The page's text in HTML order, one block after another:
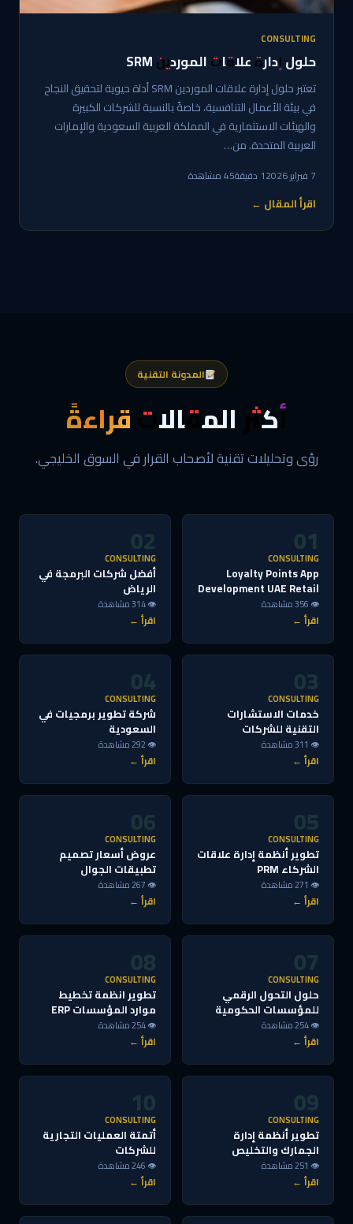
CONSULTING
حلول إدارة علاقات الموردين SRM
تعتبر حلول إدارة علاقات الموردين SRM أداة حيوية لتحقيق النجاح
في بيئة الأعمال التنافسية، خاصةً بالنسبة للشركات الكبيرة
والهيئات الاستثمارية في المملكة العربية السعودية والإمارات
العربية المتحدة. من…
7 فبراير 2026 1 دقيقة 45 مشاهدة
اقرأ المقال ←
المدونة التقنية
أكثر المقالات قراءةً
رؤى وتحليلات تقنية لأصحاب القرار في السوق الخليجي.
01
CONSULTING
Loyalty Points App
Development UAE Retail
👁 356 مشاهدة
اقرأ ←
02
CONSULTING
أفضل شركات البرمجة في
الرياض
👁 314 مشاهدة
اقرأ ←
03
CONSULTING
خدمات الاستشارات
التقنية للشركات
👁 311 مشاهدة
اقرأ ←
04
CONSULTING
شركة تطوير برمجيات في
السعودية
👁 292 مشاهدة
اقرأ ←
05
CONSULTING
تطوير أنظمة إدارة علاقات
الشركاء PRM
👁 271 مشاهدة
اقرأ ←
06
CONSULTING
عروض أسعار تصميم
تطبيقات الجوال
👁 267 مشاهدة
اقرأ ←
07
CONSULTING
حلول التحول الرقمي
للمؤسسات الحكومية
👁 254 مشاهدة
اقرأ ←
08
CONSULTING
تطوير انظمة تخطيط
موارد المؤسسات ERP
👁 254 مشاهدة
اقرأ ←
09
CONSULTING
تطوير أنظمة إدارة
الجمارك والتخليص
👁 251 مشاهدة
اقرأ ←
10
CONSULTING
أتمتة العمليات التجارية
للشركات
👁 246 مشاهدة
اقرأ ←